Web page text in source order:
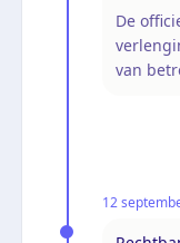
De
van
12